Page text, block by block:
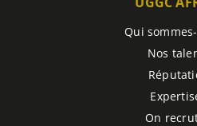
Qui
Nos
On